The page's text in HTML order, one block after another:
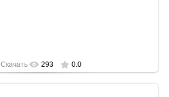
Скачать 293 0.0